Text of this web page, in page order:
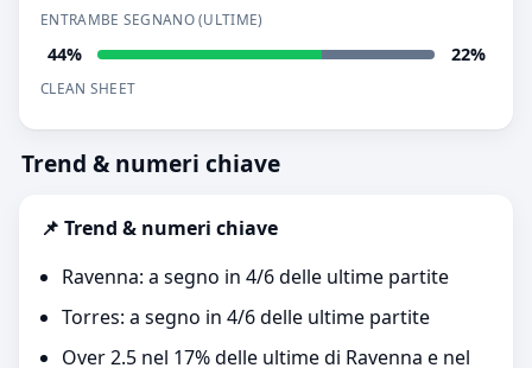
ENTRAMBE SEGNANO (ULTIME)
44% 22%
CLEAN SHEET
Trend & numeri chiave
📌 Trend & numeri chiave
Ravenna: a segno in 4/6 delle ultime partite
Torres: a segno in 4/6 delle ultime partite
Over 2.5 nel 17% delle ultime di Ravenna e nel